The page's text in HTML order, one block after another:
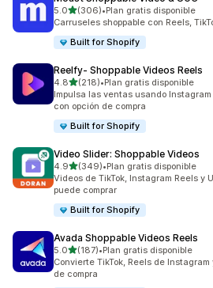
5.0de 5 estrellas
(306)
306 reseñas en total
•Plan gratis disponible
Carruseles shoppable con Reels,
Built for Shopify
Reelfy‑ Shoppable Videos Reels
4.8de 5 estrellas
(218)
218 reseñas en total
•Plan gratis disponible
Impulsa las ventas usando Instagram
con opción de compra
Built for Shopify
Video Slider: Shoppable Videos
4.9de 5 estrellas
(349)
349 reseñas en total
•Plan gratis disponible
Videos de TikTok, Instagram Reels y
puede comprar
Built for Shopify
Avada Shoppable Videos Reels
5.0de 5 estrellas
(187)
187 reseñas en total
•Plan gratis disponible
Convierte TikTok, Reels de
de compra